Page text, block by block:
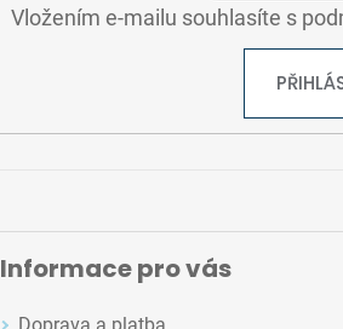
Vložením e-mailu souhlasíte s
Informace pro vás